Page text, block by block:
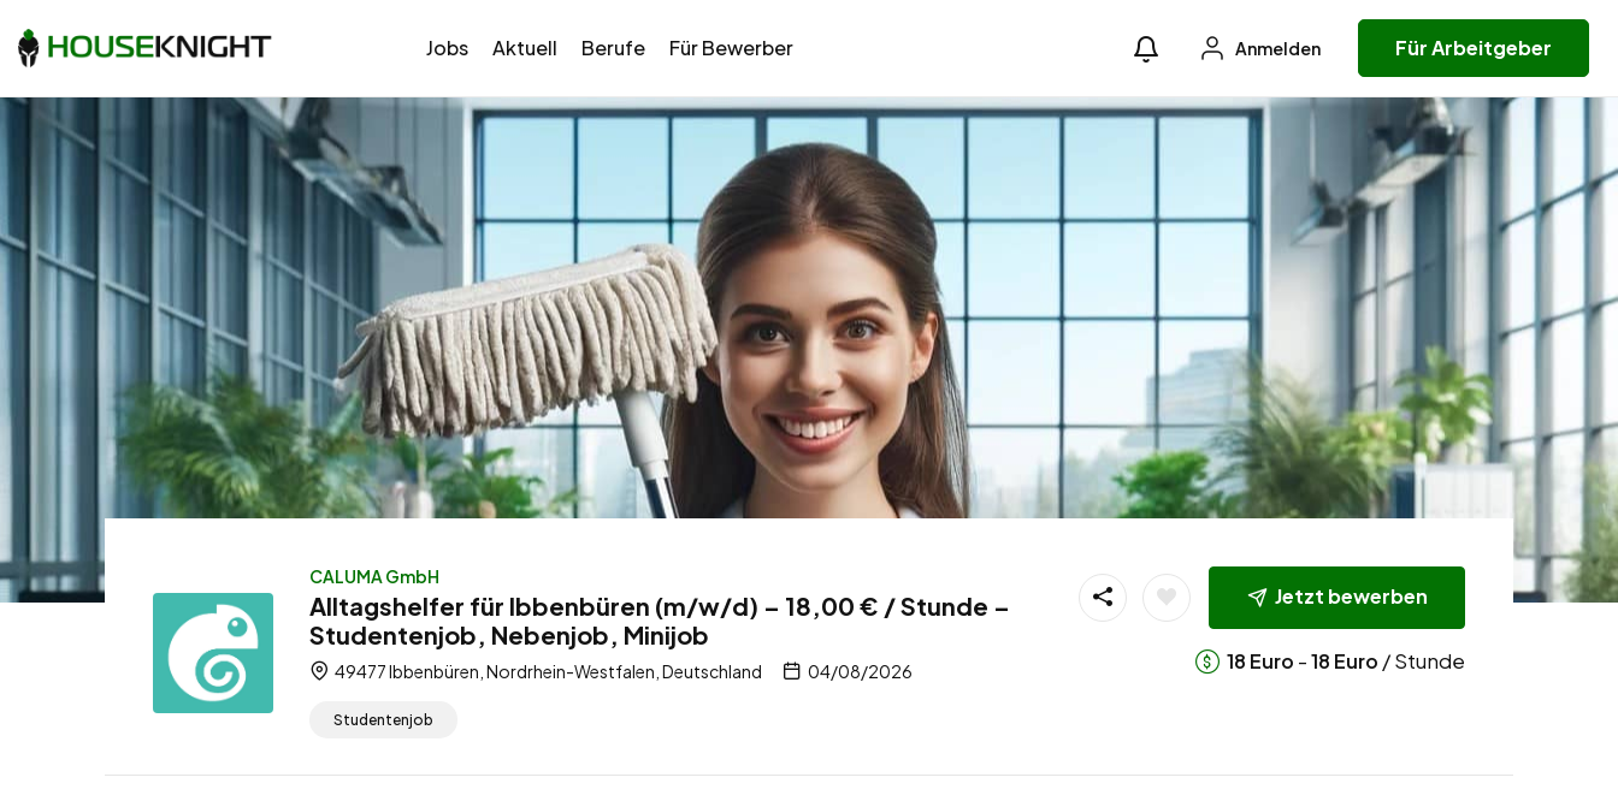
Jobs Aktuell Berufe Für Bewerber Anmelden Für Arbeitgeber
CALUMA GmbH
Alltagshelfer für Ibbenbüren (m/w/d) – 18,00 € / Stunde –
Studentenjob, Nebenjob, Minijob
49477 Ibbenbüren, Nordrhein-Westfalen, Deutschland 04/08/2026
Studentenjob
Jetzt bewerben
18 Euro -18 Euro / Stunde